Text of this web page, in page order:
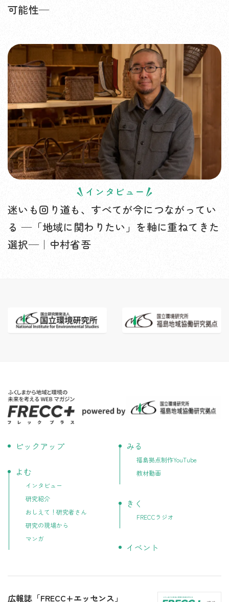
可能性—
迷いも回り道も、すべてが今につながってい
る —「地域に関わりたい」を軸に重ねてきた
選択—｜中村省吾
インタビュー
ピックアップ
よむ
インタビュー
研究紹介
おしえて！研究者さん
研究の現場から
マンガ
みる
福島拠点制作YouTube
教材動画
きく
FRECCラジオ
イベント
広報誌「FRECC+エッセンス」